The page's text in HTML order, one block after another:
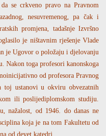
se crkveno pravo na Pravnom
nesuvremenog, pa čak i
promjena, tadašnje Izvršno
je ništavnim rješenje Vlade
je Ugovor o položaju i djelovanju
Nakon toga profesori kanonskoga
od profesora Pravnog
toj ustanovi u okviru obvezatnih
ili poslijediplomskom studiju.
nažalost, od 1946. do danas ne
koja je na tom Fakultetu od
od devet katedri.